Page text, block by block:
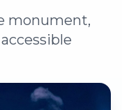
monument,